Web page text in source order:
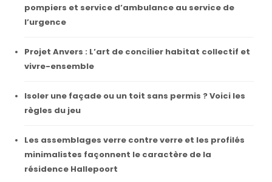
pompiers et service d’ambulance au service de
l’urgence
Projet Anvers : L’art de concilier habitat collectif et
vivre-ensemble
Isoler une façade ou un toit sans permis ? Voici les
règles du jeu
Les assemblages verre contre verre et les profilés
minimalistes façonnent le caractère de la
résidence Hallepoort